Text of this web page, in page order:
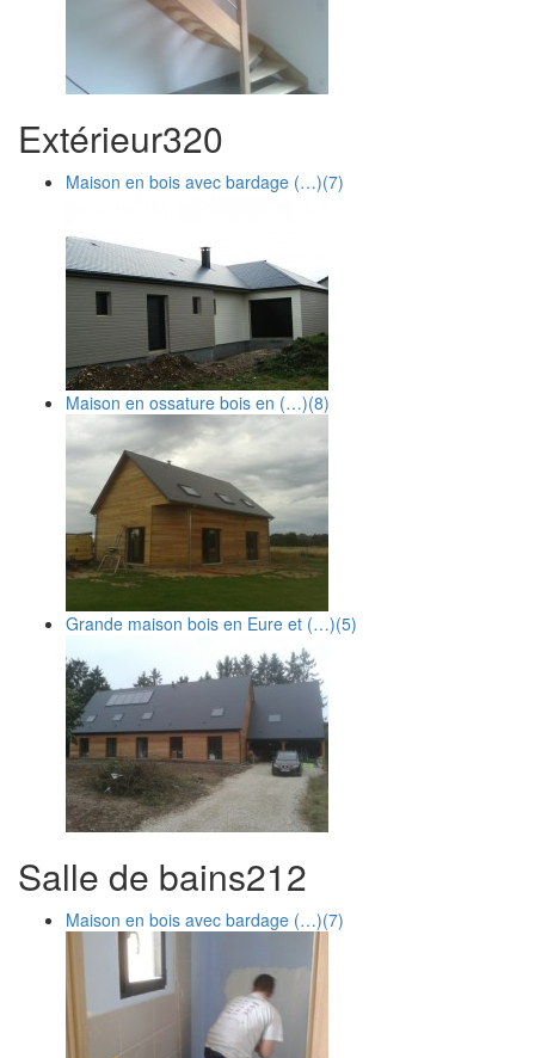
Extérieur320
Maison en bois avec bardage (…)(7)
Maison en ossature bois en (…)(8)
Grande maison bois en Eure et (…)(5)
Salle de bains212
Maison en bois avec bardage (…)(7)